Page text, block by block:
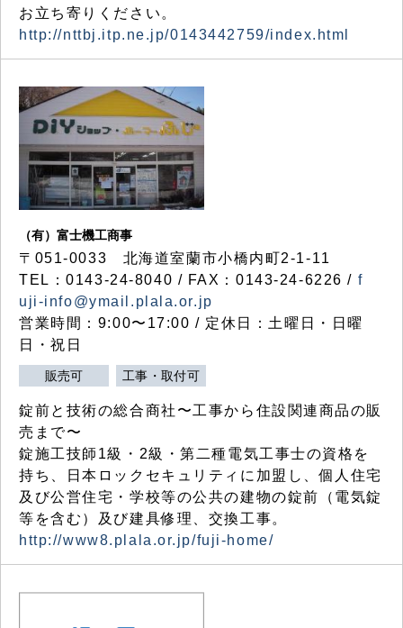
お立ち寄りください。
http://nttbj.itp.ne.jp/0143442759/index.html
（有）富士機工商事
〒051-0033 北海道室蘭市小橋内町2-1-11
TEL：0143-24-8040 / FAX：0143-24-6226 / f
uji-info@ymail.plala.or.jp
営業時間：9:00〜17:00 / 定休日：土曜日・日曜
日・祝日
販売可 工事・取付可
錠前と技術の総合商社〜工事から住設関連商品の販
売まで〜
錠施工技師1級・2級・第二種電気工事士の資格を
持ち、日本ロックセキュリティに加盟し、個人住宅
及び公営住宅・学校等の公共の建物の錠前（電気錠
等を含む）及び建具修理、交換工事。
http://www8.plala.or.jp/fuji-home/